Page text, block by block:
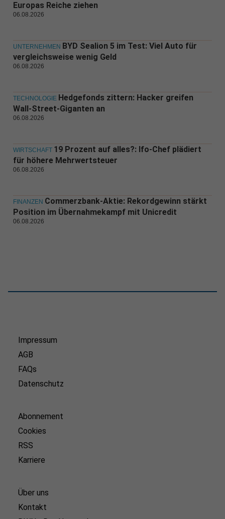
Europas Reiche ziehen
06.08.2026
UNTERNEHMEN BYD Sealion 5 im Test: Viel Auto für
vergleichsweise wenig Geld
06.08.2026
TECHNOLOGIE Hedgefonds zittern: Hacker greifen
Wall-Street-Giganten an
06.08.2026
WIRTSCHAFT 19 Prozent auf alles?: Ifo-Chef plädiert
für höhere Mehrwertsteuer
06.08.2026
FINANZEN Commerzbank-Aktie: Rekordgewinn stärkt
Position im Übernahmekampf mit Unicredit
06.08.2026
Impressum
AGB
FAQs
Datenschutz
Abonnement
Cookies
RSS
Karriere
Über uns
Kontakt